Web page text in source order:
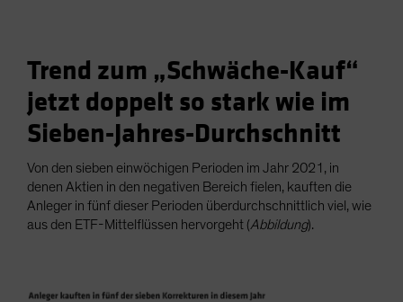
Trend zum „Schwäche-Kauf“
jetzt doppelt so stark wie im
Sieben-Jahres-Durchschnitt
Von den sieben einwöchigen Perioden im Jahr 2021, in
denen Aktien in den negativen Bereich fielen, kauften die
Anleger in fünf dieser Perioden überdurchschnittlich viel, wie
aus den ETF-Mittelflüssen hervorgeht (Abbildung).